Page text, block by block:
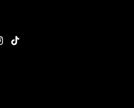
otwiera się w nowym oknie.
Strona otwiera się w nowym oknie.
Strona otwiera się w nowym oknie.
na YouTube. Strona otwiera się w nowym
Profil na Instagram. Strona otwiera się